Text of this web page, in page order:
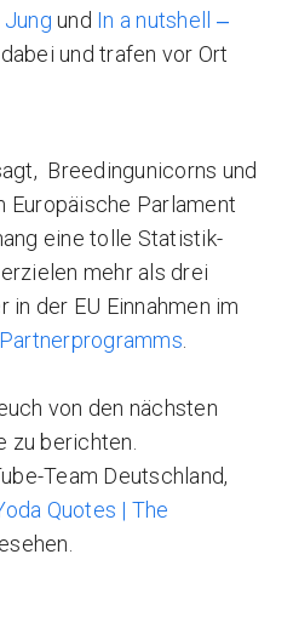
und In a nutshell ‒
und trafen vor Ort
Breedingunicorns und
Europäische Parlament
eine tolle Statistik-
mehr als drei
der EU Einnahmen im
von den nächsten
zu berichten.
Team Deutschland,
Quotes | The